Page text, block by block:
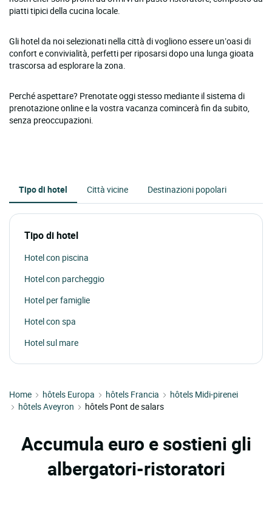
piatti tipici della cucina locale.
Gli hotel da noi selezionati nella città di vogliono essere un’oasi di
confort e convivialità, perfetti per riposarsi dopo una lunga gioata
trascorsa ad esplorare la zona.
Perché aspettare? Prenotate oggi stesso mediante il sistema di
prenotazione online e la vostra vacanza comincerà fin da subito,
senza preoccupazioni.
Tipo di hotel Città vicine Destinazioni popolari
Tipo di hotel
Hotel con piscina
Hotel con parcheggio
Hotel per famiglie
Hotel con spa
Hotel sul mare
Home hôtels Europa hôtels Francia
hôtels Midi-pirenei
hôtels Aveyron
hôtels Pont de salars
Accumula euro e sostieni gli
albergatori-ristoratori